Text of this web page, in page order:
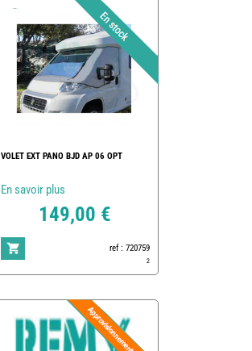
VOLET EXT PANO BJD AP 06 OPT
En savoir plus
149,00 €
ref : 720759
2